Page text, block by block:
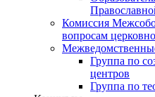
Комиссия
вопросам
Группа по
центров
Группа по